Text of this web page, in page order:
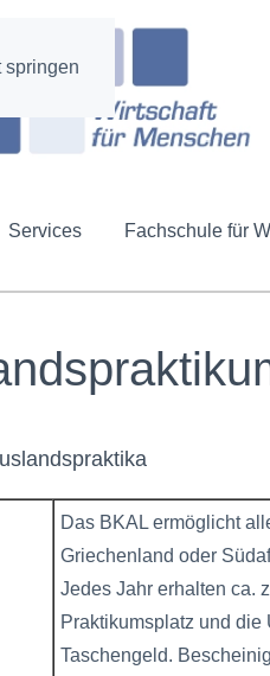
springen
Services Fachschule für
Das BKAL ermöglicht
Griechenland oder
Jedes Jahr erhalten ca.
Praktikumsplatz und
Taschengeld.